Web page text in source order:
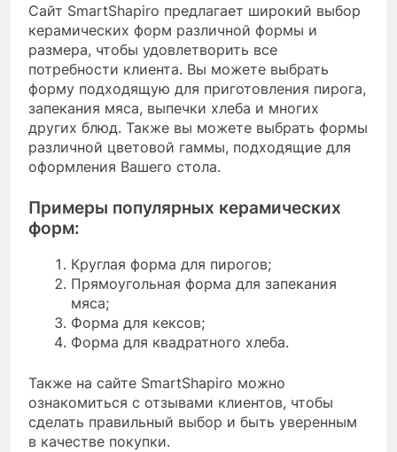
Сайт SmartShapiro предлагает широкий выбор
керамических форм различной формы и
размера, чтобы удовлетворить все
потребности клиента. Вы можете выбрать
форму подходящую для приготовления пирога,
запекания мяса, выпечки хлеба и многих
других блюд. Также вы можете выбрать формы
различной цветовой гаммы, подходящие для
оформления Вашего стола.
Примеры популярных керамических
форм:
Круглая форма для пирогов;
Прямоугольная форма для запекания
мяса;
Форма для кексов;
Форма для квадратного хлеба.
Также на сайте SmartShapiro можно
ознакомиться с отзывами клиентов, чтобы
сделать правильный выбор и быть уверенным
в качестве покупки.